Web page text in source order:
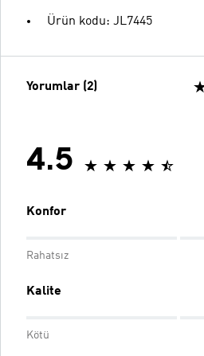
Ürün kodu: JL7445
Yorumlar (2)
4.5
Konfor
Rahatsız
Kalite
Kötü